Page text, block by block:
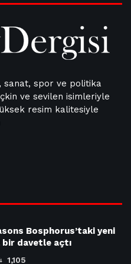
sanat, spor ve politika
ve sevilen isimleriyle
resim kalitesiyle
Bosphorus’taki yeni
bir davetle açtı
1,105